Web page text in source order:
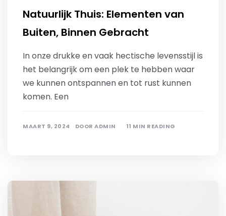
Natuurlijk Thuis: Elementen van
Buiten, Binnen Gebracht
In onze drukke en vaak hectische levensstijl is
het belangrijk om een plek te hebben waar
we kunnen ontspannen en tot rust kunnen
komen. Een
MAART 9, 2024 DOOR ADMIN 11 MIN READING